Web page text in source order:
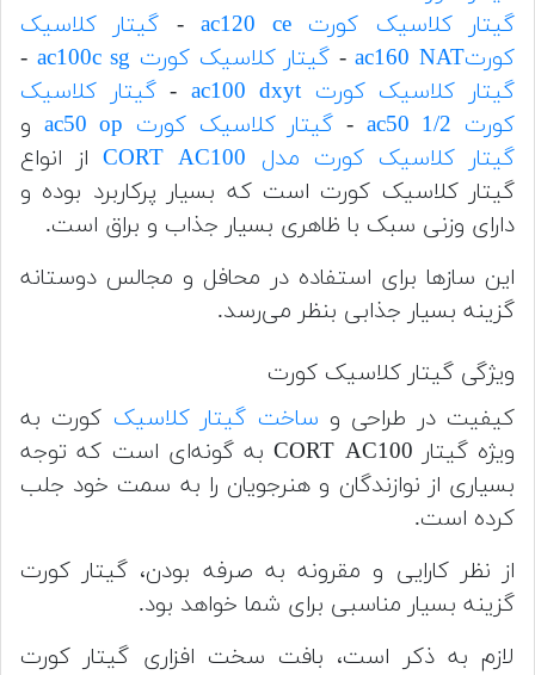
گیتار کلاسیک کورت ac120 ce
- گیتار کلاسیک
کورتac160 NAT
- گیتار کلاسیک کورت ac100c sg
-
گیتار کلاسیک کورت ac100 dxyt
-گیتار کلاسیک
کورت ac50 1/2
- گیتار کلاسیک کورت ac50 op
و
گیتار کلاسیک کورت مدل CORT AC100
از انواع
گیتار کلاسیک کورت است که بسیار پرکاربرد بوده و
دارای وزنی سبک با ظاهری بسیار جذاب و براق است.
این سازها برای استفاده در محافل و مجالس دوستانه
گزینه بسیار جذابی بنظر می‌رسد.
ویژگی گیتار کلاسیک کورت
کیفیت در طراحی و ساخت گیتار کلاسیک کورت به
ویژه گیتار CORT AC100 به گونه‌ای است که توجه
بسیاری از نوازندگان و هنرجویان را به سمت خود جلب
کرده است.
از نظر کارایی و مقرونه به صرفه بودن، گیتار کورت
گزینه بسیار مناسبی برای شما خواهد بود.
لازم به ذکر است، بافت سخت افزاری گیتار کورت